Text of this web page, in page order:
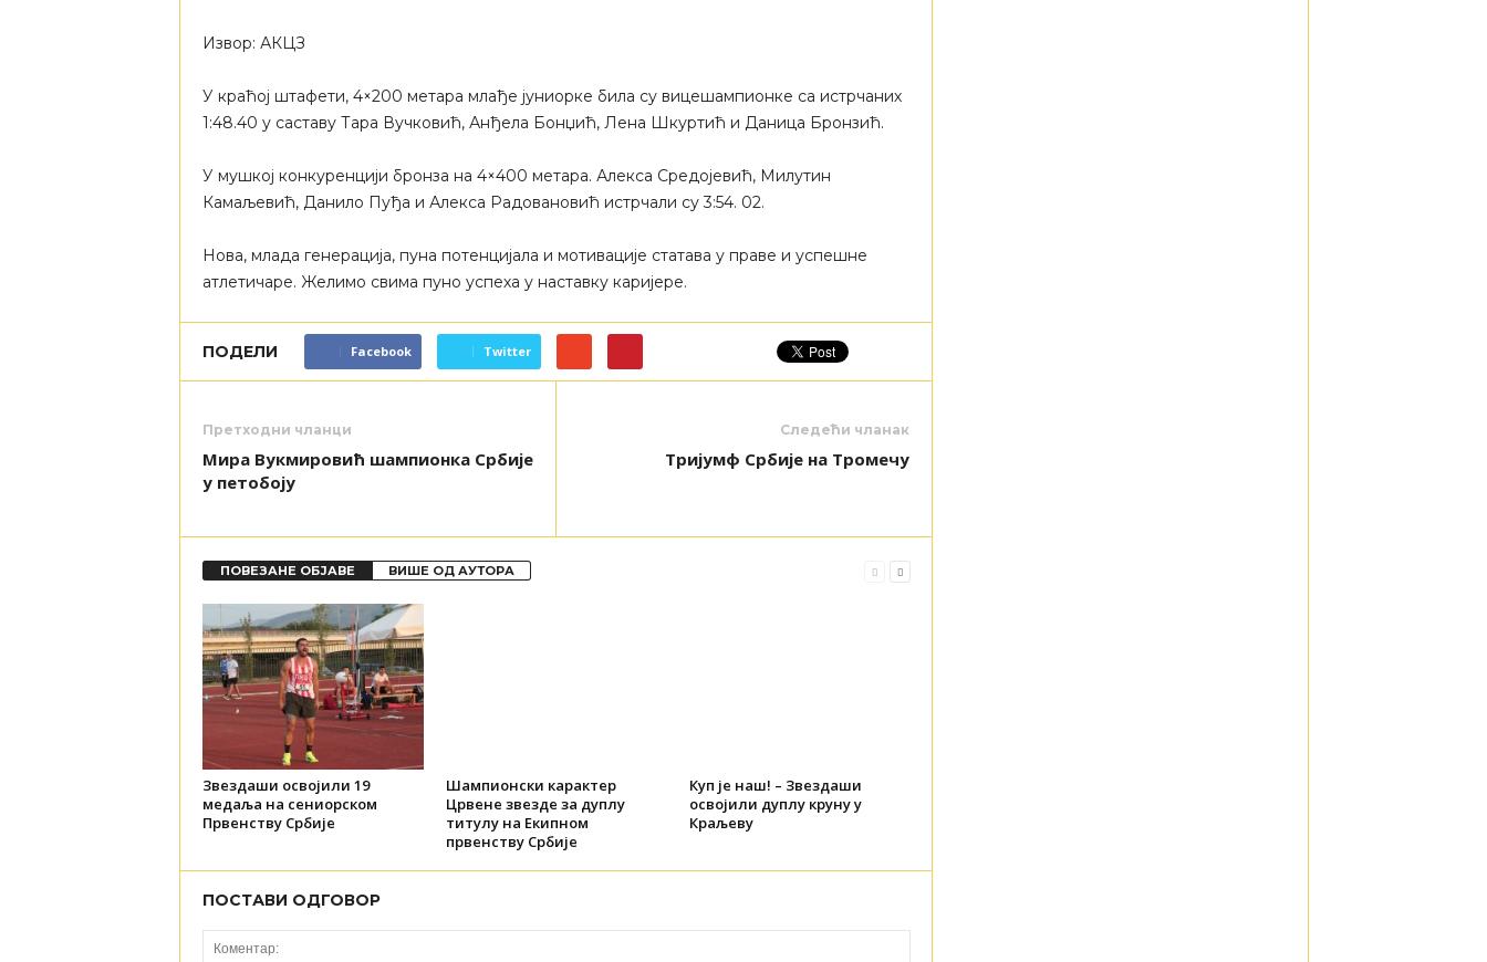
Извор: АКЦЗ
У краћој штафети, 4×200 метара млађе јуниорке била су вицешампионке са истрчаних
1:48.40 у саставу Тара Вучковић, Анђела Бонџић, Лена Шкуртић и Даница Бронзић.
У мушкој конкуренцији бронза на 4×400 метара. Алекса Средојевић, Милутин
Камаљевић, Данило Пуђа и Алекса Радовановић истрчали су 3:54. 02.
Нова, млада генерација, пуна потенцијала и мотивације статава у праве и успешне
атлетичаре. Желимо свима пуно успеха у наставку каријере.
ПОДЕЛИ Facebook Twitter
Претходни чланци
Мира Вукмировић шампионка Србије
у петобоју
Следећи чланак
Тријумф Србије на Тромечу
ПОВЕЗАНЕ ОБЈАВЕ ВИШЕ ОД АУТОРА
Звездаши освојили 19
медаља на сениорском
Првенству Србије
Шампионски карактер
Црвене звезде за дуплу
титулу на Екипном
првенству Србије
Куп је наш! – Звездаши
освојили дуплу круну у
Краљеву
ПОСТАВИ ОДГОВОР